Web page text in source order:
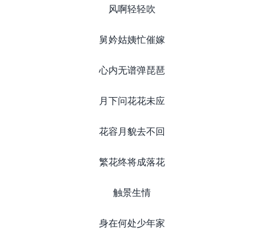
风啊轻轻吹
舅妗姑姨忙催嫁
心内无谱弹琵琶
月下问花花未应
花容月貌去不回
繁花终将成落花
触景生情
身在何处少年家